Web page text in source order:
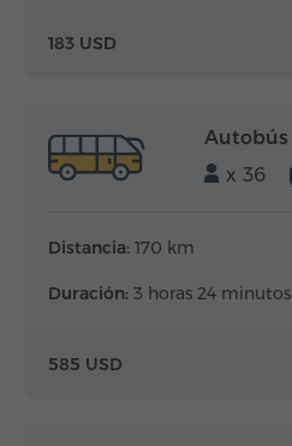
183 USD
Autobús
x 36
Distancia: 170 km
Duración: 3 horas 24 minutos
585 USD